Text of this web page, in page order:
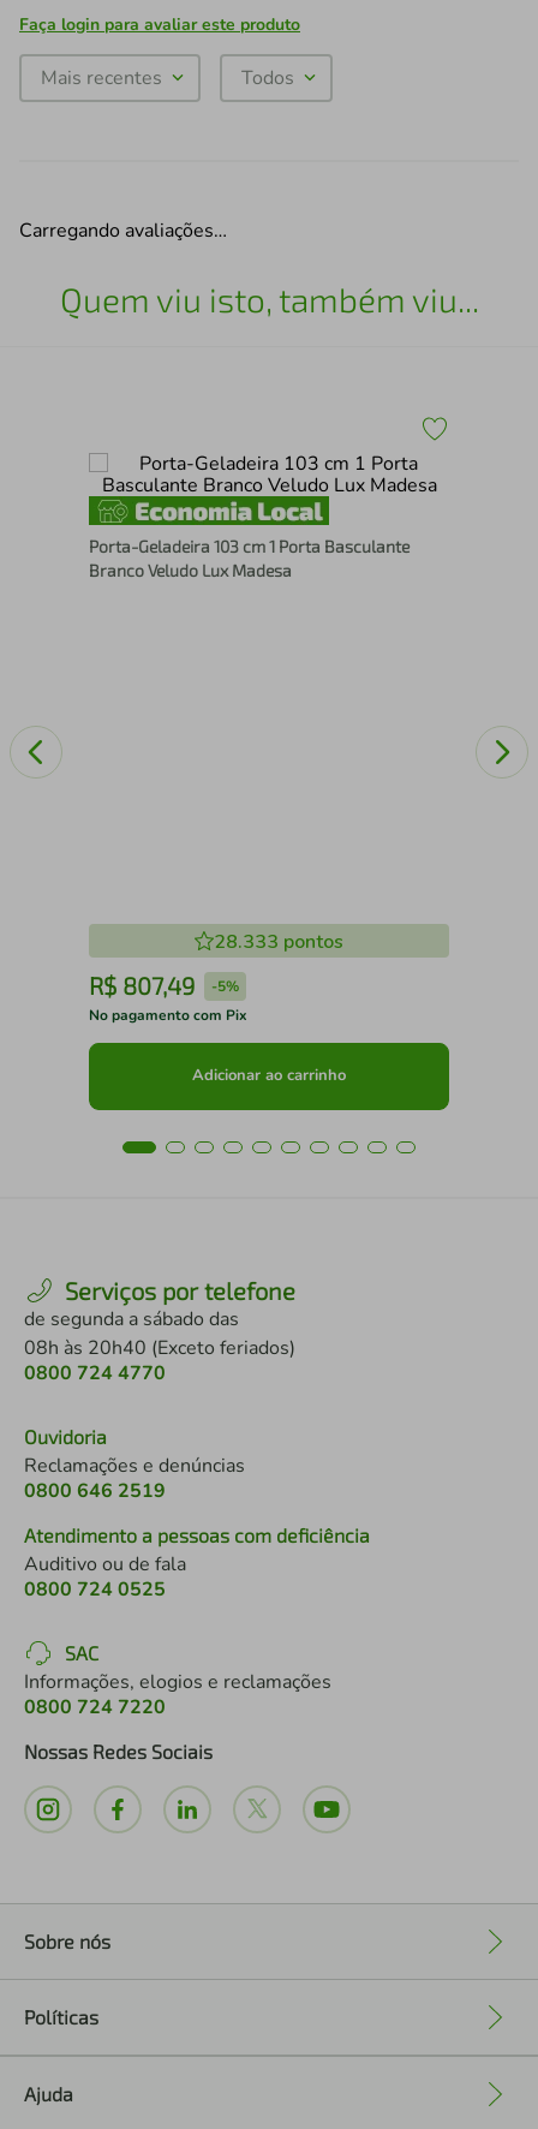
Faça login para avaliar este produto
Mais recentes Todos
Carregando avaliações…
Quem viu isto, também viu...
Porta-Geladeira 103 cm 1 Porta Basculante
Branco Veludo Lux Madesa
28.333 pontos
R$ 807,49 -5%
No pagamento com Pix
Adicionar ao carrinho
Serviços por telefone
de segunda a sábado das
08h às 20h40 (Exceto feriados)
0800 724 4770
Ouvidoria
Reclamações e denúncias
0800 646 2519
Atendimento a pessoas com deficiência
Auditivo ou de fala
0800 724 0525
SAC
Informações, elogios e reclamações
0800 724 7220
Nossas Redes Sociais
Sobre nós
Políticas
Ajuda